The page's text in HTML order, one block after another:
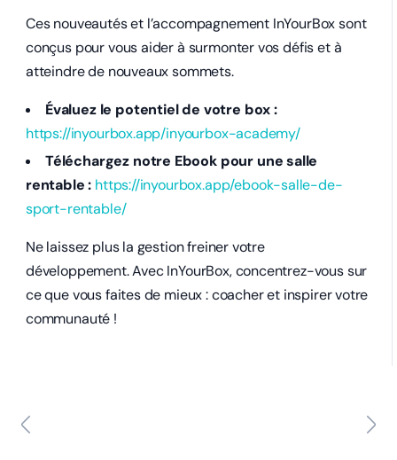
Ces nouveautés et l’accompagnement InYourBox sont
conçus pour vous aider à surmonter vos défis et à
atteindre de nouveaux sommets.
Évaluez le potentiel de votre box :
https://inyourbox.app/inyourbox-academy/
Téléchargez notre Ebook pour une salle
rentable : https://inyourbox.app/ebook-salle-de-
sport-rentable/
Ne laissez plus la gestion freiner votre
développement. Avec InYourBox, concentrez-vous sur
ce que vous faites de mieux : coacher et inspirer votre
communauté !